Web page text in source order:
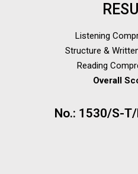
Listening
Structure &
Reading
Overall
No.: 1530/S-